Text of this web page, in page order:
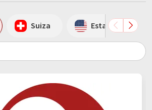
Suiza Estados Unidos